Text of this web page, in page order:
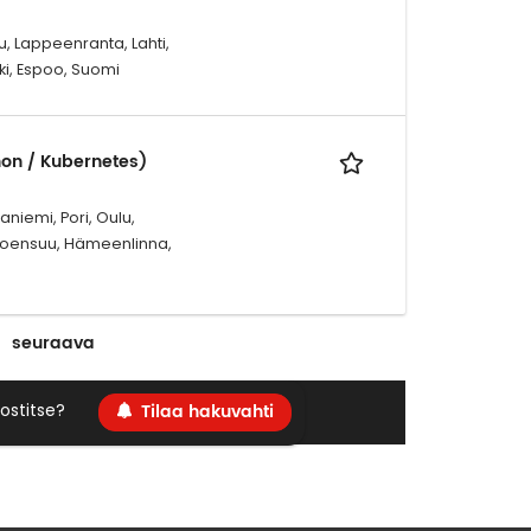
Lappeenranta, Lahti,
Espoo, Suomi
/ Kubernetes)
Pori, Oulu,
Hämeenlinna,
seuraava
Tilaa hakuvahti